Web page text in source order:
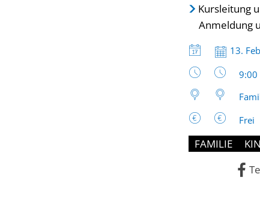
Kursleitung
Anmeldung
Datum:
13.
9:00
Frei
FAMILIE